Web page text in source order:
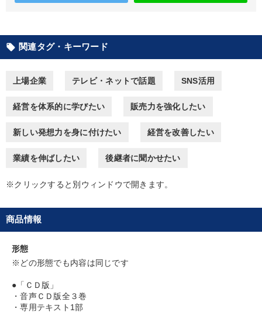
FCビジネス
※「更新」を押すと「カテゴリー」「目的別」「キーワード」を更新いただけます。
local_offer タグから探す
すべての音声・動画（全2077タイトル）からお探しいただけます
タグ・キーワード
労務問題・リスク対策
入門篇
節税
推薦 歴史に学ぶ
local_offer 関連タグ・キーワード
上場企業 テレビ・ネットで話題 SNS活用
経営を体系的に学びたい 販売力を強化したい
新しい発想力を身に付けたい 経営を改善したい
業績を伸ばしたい 後継者に聞かせたい
※クリックすると別ウィンドウで開きます。
商品情報
形態
※どの形態でも内容は同じです
●「ＣＤ版」
・音声ＣＤ版全３巻
・専用テキスト1部